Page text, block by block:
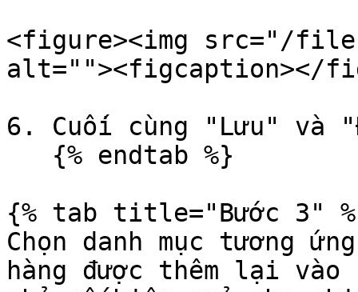
<figure><img src="/files/
alt=""><figcaption></
6. Cuối cùng "Lưu" và
{% tab title="Bước 3"
Chọn danh mục tương
hàng được thêm lại